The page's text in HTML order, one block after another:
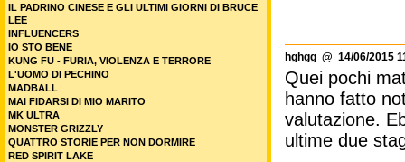
hghgg @ 14/06/2015
Quei pochi
hanno fatto
valutazione.
ultime due
IL PADRINO CINESE E GLI ULTIMI GIORNI DI BRUCE
LEE
INFLUENCERS
IO STO BENE
KUNG FU - FURIA, VIOLENZA E TERRORE
L'UOMO DI PECHINO
MADBALL
MAI FIDARSI DI MIO MARITO
MK ULTRA
MONSTER GRIZZLY
QUATTRO STORIE PER NON DORMIRE
RED SPIRIT LAKE